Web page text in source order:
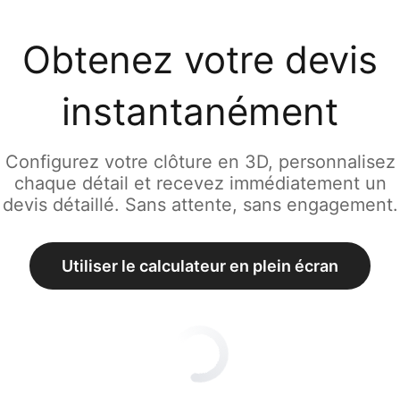
Obtenez votre devis
instantanément
Configurez votre clôture en 3D, personnalisez
chaque détail et recevez immédiatement un
devis détaillé. Sans attente, sans engagement.
Utiliser le calculateur en plein écran